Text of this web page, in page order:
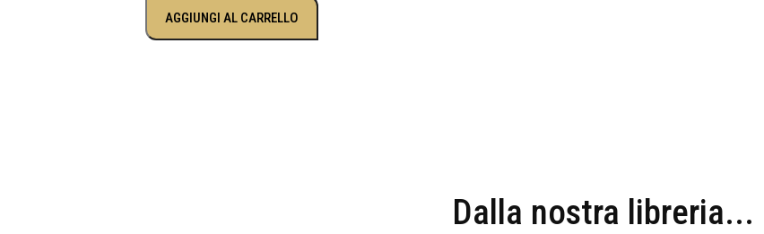
AGGIUNGI AL CARRELLO
Dalla nostra libreria...